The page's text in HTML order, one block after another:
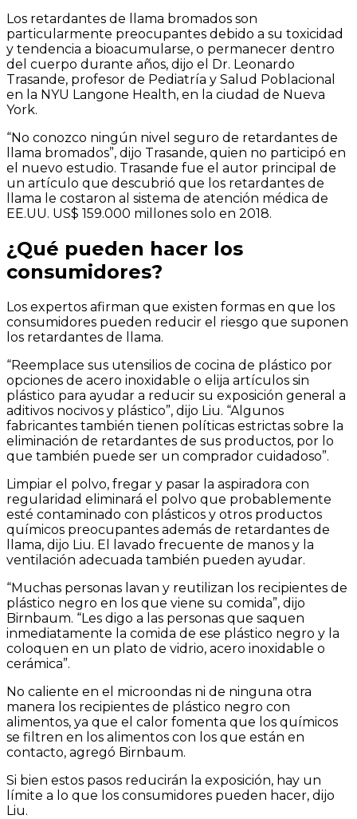
Los retardantes de llama bromados son
particularmente preocupantes debido a su toxicidad
y tendencia a bioacumularse, o permanecer dentro
del cuerpo durante años, dijo el Dr. Leonardo
Trasande, profesor de Pediatría y Salud Poblacional
en la NYU Langone Health, en la ciudad de Nueva
York.
“No conozco ningún nivel seguro de retardantes de
llama bromados”, dijo Trasande, quien no participó en
el nuevo estudio. Trasande fue el autor principal de
un artículo que descubrió que los retardantes de
llama le costaron al sistema de atención médica de
EE.UU. US$ 159.000 millones solo en 2018.
¿Qué pueden hacer los
consumidores?
Los expertos afirman que existen formas en que los
consumidores pueden reducir el riesgo que suponen
los retardantes de llama.
“Reemplace sus utensilios de cocina de plástico por
opciones de acero inoxidable o elija artículos sin
plástico para ayudar a reducir su exposición general a
aditivos nocivos y plástico”, dijo Liu. “Algunos
fabricantes también tienen políticas estrictas sobre la
eliminación de retardantes de sus productos, por lo
que también puede ser un comprador cuidadoso”.
Limpiar el polvo, fregar y pasar la aspiradora con
regularidad eliminará el polvo que probablemente
esté contaminado con plásticos y otros productos
químicos preocupantes además de retardantes de
llama, dijo Liu. El lavado frecuente de manos y la
ventilación adecuada también pueden ayudar.
“Muchas personas lavan y reutilizan los recipientes de
plástico negro en los que viene su comida”, dijo
Birnbaum. “Les digo a las personas que saquen
inmediatamente la comida de ese plástico negro y la
coloquen en un plato de vidrio, acero inoxidable o
cerámica”.
No caliente en el microondas ni de ninguna otra
manera los recipientes de plástico negro con
alimentos, ya que el calor fomenta que los químicos
se filtren en los alimentos con los que están en
contacto, agregó Birnbaum.
Si bien estos pasos reducirán la exposición, hay un
límite a lo que los consumidores pueden hacer, dijo
Liu.